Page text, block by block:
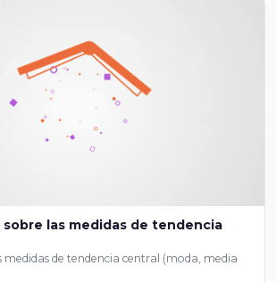
las medidas de tendencia
medidas de tendencia central (moda, media